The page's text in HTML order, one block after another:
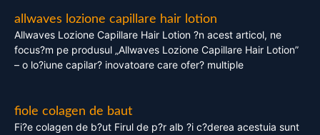
allwaves lozione capillare hair lotion
Allwaves Lozione Capillare Hair Lotion ?n acest articol, ne
focus?m pe produsul „Allwaves Lozione Capillare Hair Lotion”
– o lo?iune capilar? inovatoare care ofer? multiple
fiole colagen de baut
Fi?e colagen de b?ut Firul de p?r alb ?i c?derea acestuia sunt